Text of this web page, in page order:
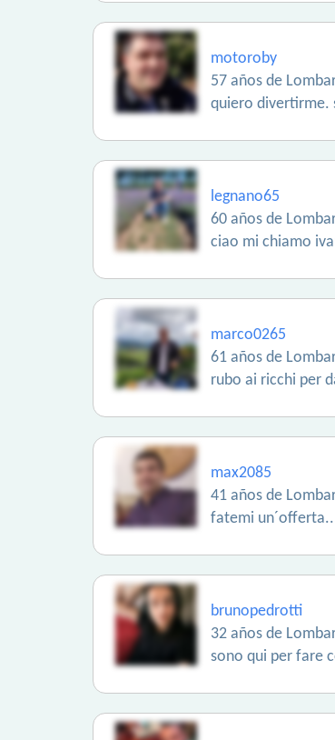
motoroby
57 años de
quiero divertirme.
legnano65
60 años de
ciao mi chiamo
marco0265
61 años de
rubo ai ricchi per
max2085
41 años de
fatemi
brunopedrotti
32 años de
sono qui per fare